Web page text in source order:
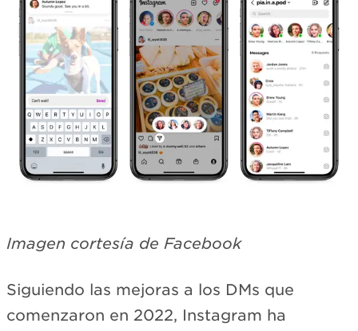
Imagen cortesía de Facebook
Siguiendo las mejoras a los DMs que
comenzaron en 2022, Instagram ha